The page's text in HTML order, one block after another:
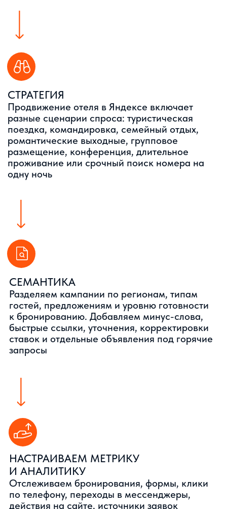
НАСТРАИВАЕМ МЕТРИКУ
И АНАЛИТИКУ
Отслеживаем бронирования, формы, клики
по телефону, переходы в мессенджеры,
действия на сайте, источники заявок
и поведение пользователей
ПОЧЕМУ ОБЫЧНЫЙ
ПОДХОД
КАРТИНУ
Реклама без сильной карточки, сайта
и аналитики часто даёт лишние расходы.
Гость может перейти из объявления
в карточку, прочитать отзывы, сравнить
отели и только потом оставить заявку.
Если точки не связаны, бизнес видит
клики, но не понимает, что мешает
бронированию.
ОТЕЛЬ ВЫБИРАЮТ ПО ДОВЕРИЮ
Для гостя важны не только цена
и позиция в поиске, но и фото номеров,
кампанией или карточкой
КАК МЫ ВЫСТРАИВАЕМ
ПРОДВИЖЕНИЕ